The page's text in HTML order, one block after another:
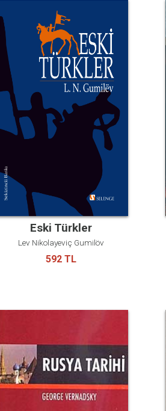
Eski Türkler
Lev Nikolayeviç Gumilöv
592 TL